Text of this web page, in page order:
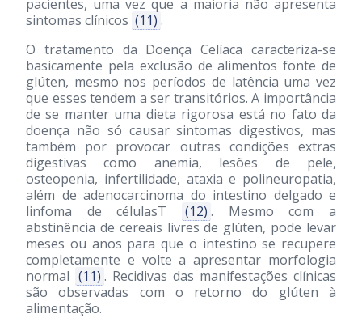
pacientes, uma vez que a maioria não apresenta
sintomas clínicos (11) .
O tratamento da Doença Celíaca caracteriza-se
basicamente pela exclusão de alimentos fonte de
glúten, mesmo nos períodos de latência uma vez
que esses tendem a ser transitórios. A importância
de se manter uma dieta rigorosa está no fato da
doença não só causar sintomas digestivos, mas
também por provocar outras condições extras
digestivas como anemia, lesões de pele,
osteopenia, infertilidade, ataxia e polineuropatia,
além de adenocarcinoma do intestino delgado e
linfoma de célulasT
(12) . Mesmo com a
abstinência de cereais livres de glúten, pode levar
meses ou anos para que o intestino se recupere
completamente e volte a apresentar morfologia
normal (11) . Recidivas das manifestações clínicas
são observadas com o retorno do glúten à
alimentação.